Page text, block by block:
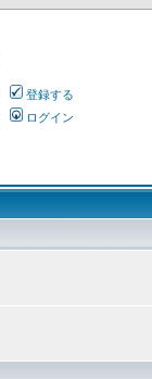
登録する
ログイン